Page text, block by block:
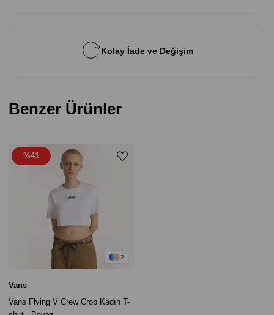
Kolay İade ve Değişim
Benzer Ürünler
2
Vans
Vans Flying V Crew Crop Kadın T-
%41